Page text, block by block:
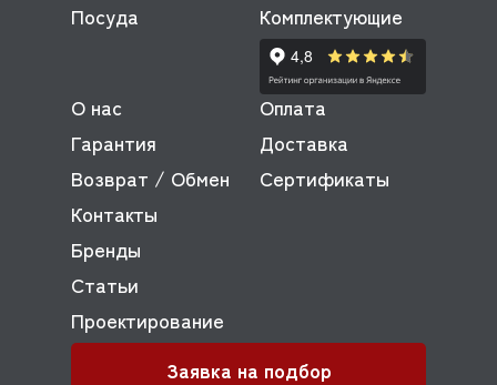
Посуда
Комплектующие
О нас
Оплата
Гарантия
Доставка
Возврат / Обмен
Сертификаты
Контакты
Бренды
Статьи
Проектирование
Заявка на подбор